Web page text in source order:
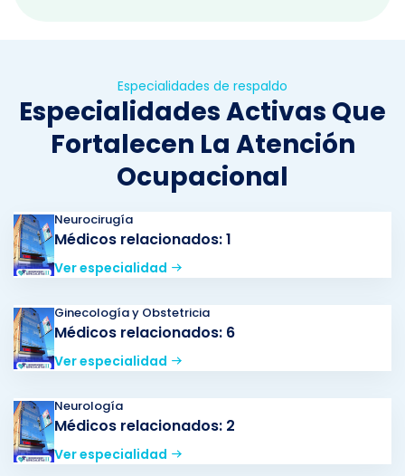
Especialidades de respaldo
Especialidades Activas Que
Fortalecen La Atención
Ocupacional
Neurocirugía
Médicos relacionados: 1
Ver especialidad
Ginecología y Obstetricia
Médicos relacionados: 6
Ver especialidad
Neurología
Médicos relacionados: 2
Ver especialidad